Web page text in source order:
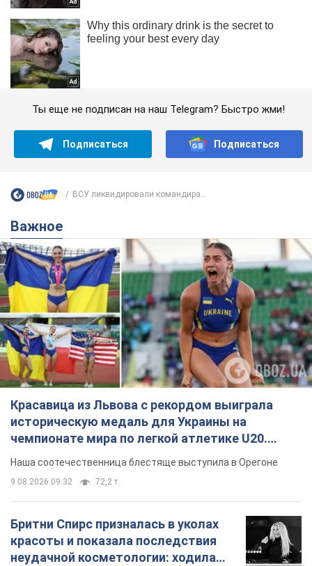
Ты еще не подписан на наш Telegram? Быстро жми!
Подписаться Подписаться
ВСУ ликвидировали командира...
Важное
Красавица из Львова с рекордом выиграла
историческую медаль для Украины на
чемпионате мира по легкой атлетике U20.
Видео
Наша соотечественница блестяще выступила в Орегоне
9.08.2026 09:32 72,2 т.
Бритни Спирс призналась в уколах
красоты и показала последствия
неудачной косметологии: ходила